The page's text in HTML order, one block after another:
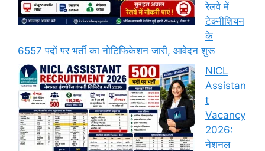
रेलवे में
टेक्नीशियन
के
6557 पदों पर भर्ती का नोटिफिकेशन जारी, आवेदन शुरू
NICL
Assistan
t
Vacancy
2026:
नेशनल